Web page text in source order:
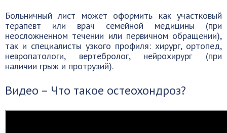
Больничный лист может оформить как участковый
терапевт или врач семейной медицины (при
неосложненном течении или первичном обращении),
так и специалисты узкого профиля: хирург, ортопед,
невропатологи, вертебролог, нейрохирург (при
наличии грыж и протрузий).
Видео – Что такое остеохондроз?